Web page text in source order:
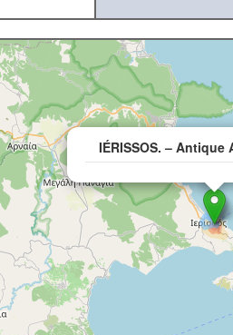
IÉRISSOS. – Antique